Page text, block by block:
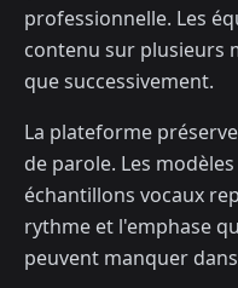
professionnelle. Les
contenu sur plusieurs
que successivement.
La plateforme
de parole. Les
échantillons vocaux
rythme et l'emphase
peuvent manquer